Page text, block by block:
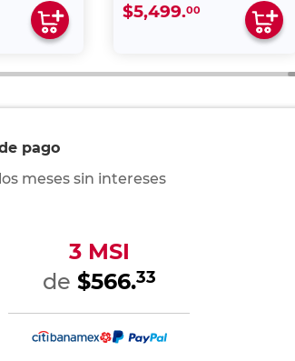
$5,499.00
pago
meses sin intereses
3 MSI
de $566.33